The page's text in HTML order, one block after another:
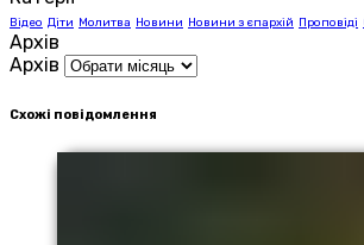
Відео Діти Молитва Новини Новини з єпархій Проповіді
Архів
Архів
Схожі повідомлення